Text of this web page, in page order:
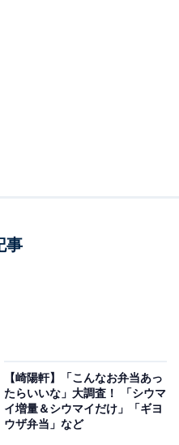
事
【崎陽軒】「こんなお弁当あっ
たらいいな」大調査！ 「シウマ
イ増量＆シウマイだけ」「ギヨ
ウザ弁当」など